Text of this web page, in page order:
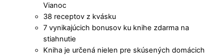
Vianoc
38 receptov z kvásku
7 vynikajúcich bonusov ku knihe zdarma na
stiahnutie
Kniha je určená nielen pre skúsených domácich